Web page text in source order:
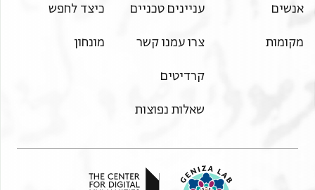
אנשים
מקומות
עניינים טכניים
צרו עמנו קשר
קרדיטים
שאלות נפוצות
כיצד לחפש
מונחון